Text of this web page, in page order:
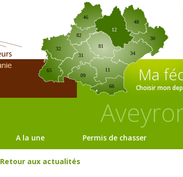
09
12
30
31
32
34
46
65
66
81
82
11
48
Ma
Choisir mon
A la une Permis de chasser
Retour aux actualités